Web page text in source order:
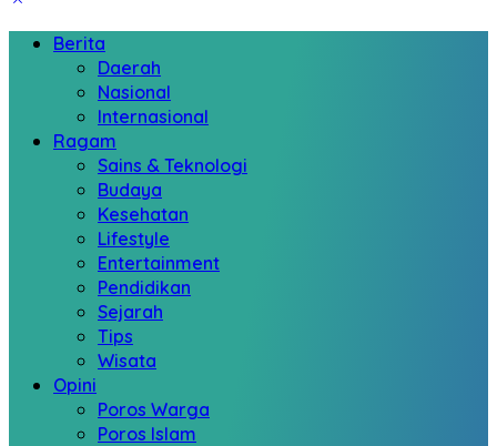
Berita
Daerah
Nasional
Internasional
Ragam
Sains & Teknologi
Budaya
Kesehatan
Lifestyle
Entertainment
Pendidikan
Sejarah
Tips
Wisata
Opini
Poros Warga
Poros Islam